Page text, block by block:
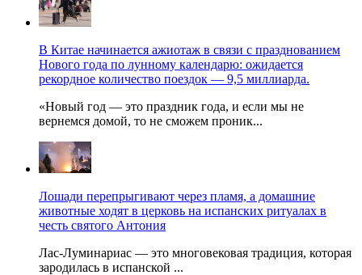
В Китае начинается ажиотаж в связи с празднованием
Нового года по лунному календарю: ожидается
рекордное количество поездок — 9,5 миллиарда.
«Новый год — это праздник года, и если мы не
вернемся домой, то не сможем проник...
Лошади перепрыгивают через пламя, а домашние
животные ходят в церковь на испанских ритуалах в
честь святого Антония
Лас-Луминариас — это многовековая традиция, которая
зародилась в испанской ...